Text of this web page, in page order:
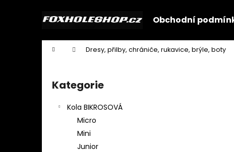
Obchodní
Domů Dresy, přilby, chrániče, rukavice, brýle, boty
Přeskočit
kategorie
Kategorie
Kola BIKROSOVÁ
Micro
Mini
Junior
Zpět
Zpět